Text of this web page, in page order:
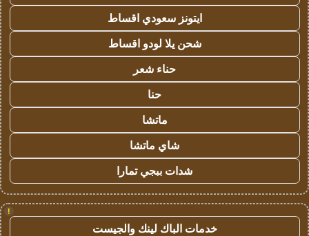
ايتونز سعودي اقساط
شحن يلا لودو اقساط
حناء شعر
حنا
ماتشا
شاي ماتشا
شدات ببجي تمارا
!
خدمات الباك لينك والجيست